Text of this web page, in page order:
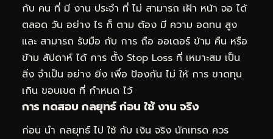
กับ คน ที่ มี งาน ประจำ ที่ ไม่ สามารถ เฝ้า หน้า จอ ได้
ตลอด วัน อย่าง ไร ก็ ตาม ต้อง มี ความ อดทน สูง
และ สามารถ รับมือ กับ การ ถือ ออเดอร์ ข้าม คืน หรือ
ข้าม สัปดาห์ ได้ การ ตั้ง Stop Loss ที่ เหมาะสม เป็น
สิ่ง จำเป็น อย่าง ยิ่ง เพื่อ ป้องกัน ไม่ ให้ การ ขาดทุน
เกิน ขอบเขต ที่ กำหนด ไว้
การ ทดสอบ กลยุทธ์ ก่อน ใช้ งาน จริง
ก่อน นำ กลยุทธ์ ไป ใช้ กับ เงิน จริง นักเทรด ควร